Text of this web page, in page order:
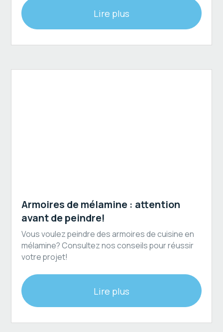
Lire plus
Armoires de mélamine : attention
avant de peindre!
Vous voulez peindre des armoires de cuisine en
mélamine? Consultez nos conseils pour réussir
votre projet!
Lire plus